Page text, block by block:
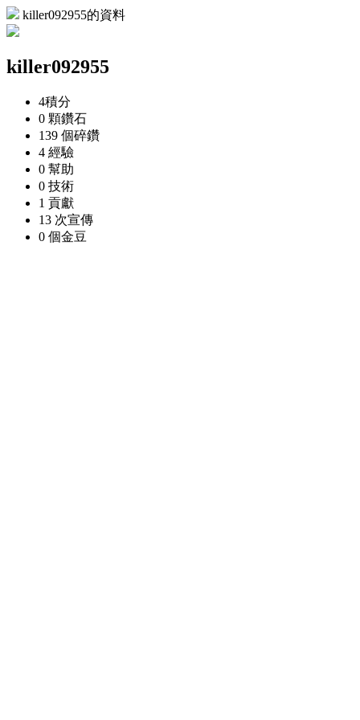
killer092955的資料
killer092955
4積分
0 顆鑽石
139 個碎鑽
4 經驗
0 幫助
0 技術
1 貢獻
13 次宣傳
0 個金豆